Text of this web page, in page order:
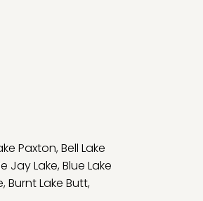
Paxton,Bell Lake
Jay Lake,Blue Lake
,Burnt Lake Butt,